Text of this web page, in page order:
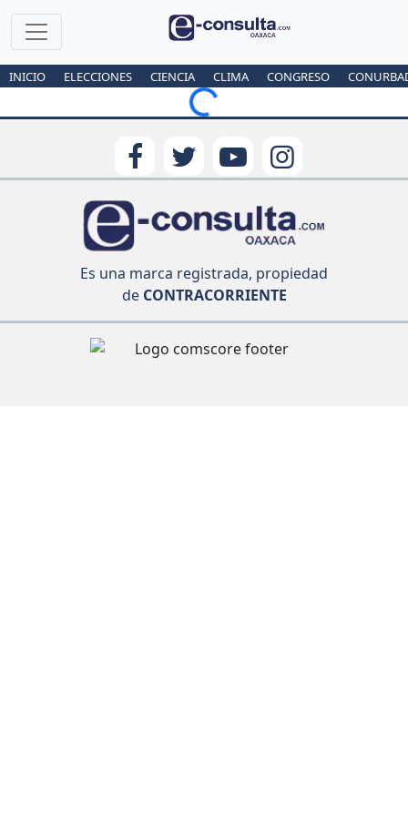
INICIO ELECCIONES CIENCIA CLIMA CONGRESO
Loading...
Es una marca registrada, propiedad
deCONTRACORRIENTE